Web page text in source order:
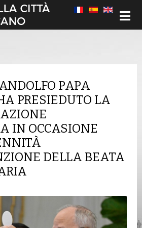
PAPA
PRESIEDUTO LA
IN OCCASIONE
DELLA BEATA